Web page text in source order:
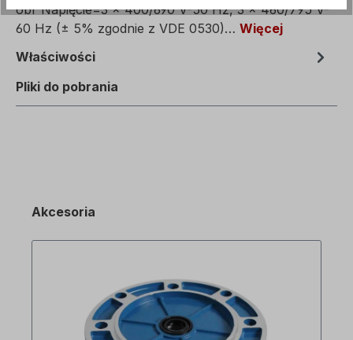
obr Napięcie=3 x 400/690 V-50 Hz, 3 x 460/795 V-
60 Hz (± 5% zgodnie z VDE 0530)… Więcej
Właściwości
Pliki do pobrania
Akcesoria